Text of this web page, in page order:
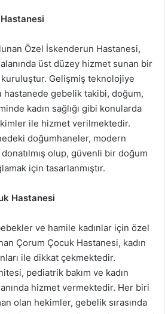
Özel İskenderun Hastanesi,
alanında üst düzey hizmet sunan bir
Gelişmiş teknolojiye
hastanede gebelik takibi, doğum,
kadın sağlığı gibi konularda
ile hizmet verilmektedir.
doğumhaneler, modern
olup, güvenli bir doğum
için tasarlanmıştır.
Hastanesi
ve hamile kadınlar için özel
Çorum Çocuk Hastanesi, kadın
ile dikkat çekmektedir.
pediatrik bakım ve kadın
hizmet vermektedir. Her biri
olan hekimler, gebelik sırasında